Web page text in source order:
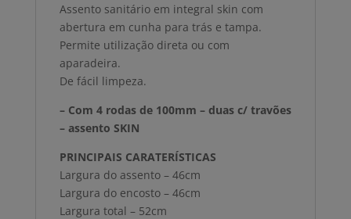
Assento sanitário em integral skin com
abertura em cunha para trás e tampa.
Permite utilização direta ou com
aparadeira.
De fácil limpeza.
– Com 4 rodas de 100mm – duas c/ travões
– assento SKIN
PRINCIPAIS CARATERÍSTICAS
Largura do assento – 46cm
Largura do encosto – 46cm
Largura total – 52cm